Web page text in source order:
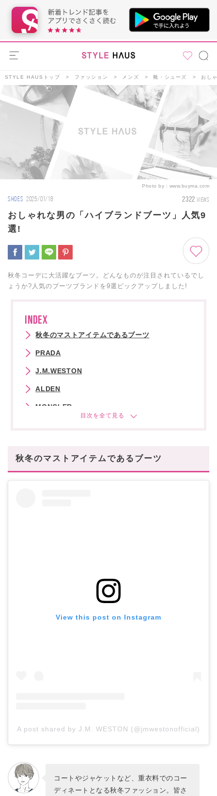
STYLE HAUSトップ ファッション メンズ 靴・シューズ おし
Photo by： www.buyma.com
SHOES 2025/01/18 2322 VIEWS
おしゃれな男の「ハイブランドブーツ」人気9
選!
秋冬コーデに大活躍なブーツ。どんなものが注目されているでし
ょうか?人気のブーツブランドを9選ピックアップしました!
INDEX
秋冬のマストアイテムであるブーツ
PRADA
J.M.WESTON
ALDEN
MONCLER
Maison Margiela
SAINT LAURENT
秋冬のマストアイテムであるブーツ
View this post on Instagram
A post shared by J.M. WESTON (@jmwestonofficial)
コートやジャケットなど、重衣料でのコー
ディネートとなる秋冬ファッション。皆さ